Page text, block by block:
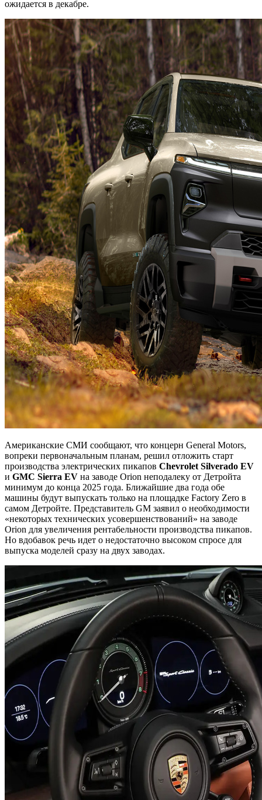
ожидается в декабре.
Американские СМИ сообщают, что концерн General Motors,
вопреки первоначальным планам, решил отложить старт
производства электрических пикапов Chevrolet Silverado EV
и GMC Sierra EV на заводе Orion неподалеку от Детройта
минимум до конца 2025 года. Ближайшие два года обе
машины будут выпускать только на площадке Factory Zero в
самом Детройте. Представитель GM заявил о необходимости
«некоторых технических усовершенствований» на заводе
Orion для увеличения рентабельности производства пикапов.
Но вдобавок речь идет о недостаточно высоком спросе для
выпуска моделей сразу на двух заводах.